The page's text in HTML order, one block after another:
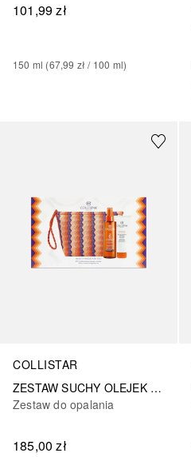
101,99 zł
150 ml (67,99 zł / 100 ml)
COLLISTAR
ZESTAW SUCHY OLEJEK SPF 6 + NAWILŻAJĄCY KREM PO OPALANIU + KOSMETYCZKA
Zestaw do opalania
185,00 zł